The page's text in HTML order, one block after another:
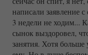
написали заявление
3 недели не ходим...
сынок выздоровел,
занятия. Хотя